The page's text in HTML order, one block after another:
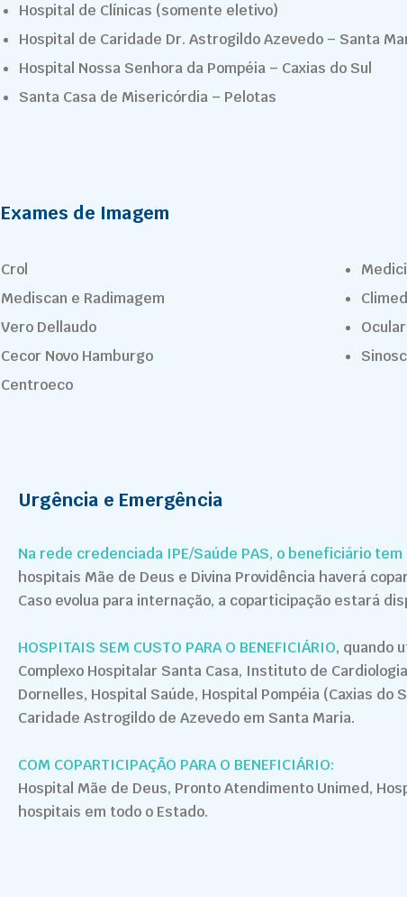
Hospital de Clínicas (somente eletivo)
Hospital de Caridade Dr. Astrogildo Azevedo – Santa
Hospital Nossa Senhora da Pompéia – Caxias do Sul
Santa Casa de Misericórdia – Pelotas
Exames de Imagem
Crol
Mediscan e Radimagem
Vero Dellaudo
Cecor Novo Hamburgo
Centroeco
Urgência e Emergência
Na rede credenciada IPE/Saúde PAS, o beneficiário tem
hospitais Mãe de Deus e Divina Providência haverá
Caso evolua para internação, a coparticipação estará
HOSPITAIS SEM CUSTO PARA O BENEFICIÁRIO, quando
Complexo Hospitalar Santa Casa, Instituto de
Dornelles, Hospital Saúde, Hospital Pompéia (Caxias do
Caridade Astrogildo de Azevedo em Santa Maria.
COM COPARTICIPAÇÃO PARA O BENEFICIÁRIO:
Hospital Mãe de Deus, Pronto Atendimento Unimed,
hospitais em todo o Estado.